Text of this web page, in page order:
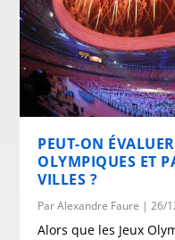
PEUT-ON
OLYMPIQUES ET
VILLES ?
ParAlexandre Faure |26/
Alors que les Jeux